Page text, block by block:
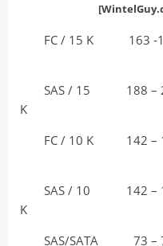
FC / 15 K 163 -
SAS / 15
K
188 –
FC / 10 K 142 –
SAS / 10
K
142 –
SAS/SATA
73 –